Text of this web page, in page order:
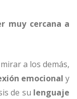
muy cercana a
a los demás,
emocionaly
de su lenguaje